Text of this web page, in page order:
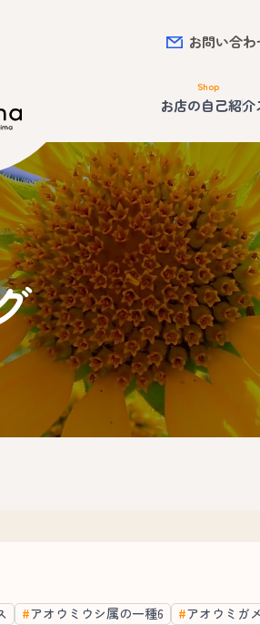
お問い合わ
Shop
お店の自己紹介
アオウミウシ属の一種6 アオウミガメ